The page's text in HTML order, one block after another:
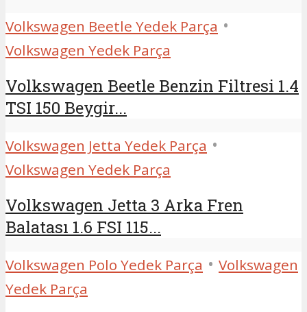
Volkswagen Beetle Yedek Parça •
Volkswagen Yedek Parça
Volkswagen Beetle Benzin Filtresi 1.4
TSI 150 Beygir...
Volkswagen Jetta Yedek Parça •
Volkswagen Yedek Parça
Volkswagen Jetta 3 Arka Fren
Balatası 1.6 FSI 115...
Volkswagen Polo Yedek Parça • Volkswagen
Yedek Parça